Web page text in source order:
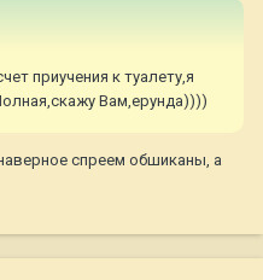
приучения к туалету,я
Вам,ерунда))))
спреем обшиканы, а